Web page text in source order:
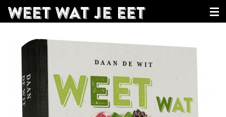
WEET WAT JE EET
In dit boek
De auteur
Extra